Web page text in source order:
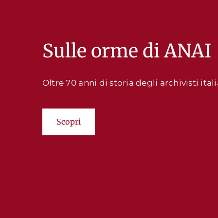
Sulle orme di ANAI
Oltre 70 anni di storia degli archivisti
Scopri